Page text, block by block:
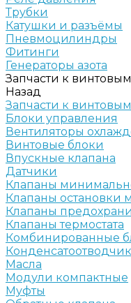
Трубки
Катушки и разъёмы
Пневмоцилиндры
Фитинги
Генераторы азота
Запчасти к винтовым
Назад
Запчасти к винтовым
Блоки управления
Вентиляторы
Винтовые блоки
Впускные клапана
Датчики
Клапаны
Клапаны остановки
Клапаны
Клапаны термостата
Комбинированные
Масла
Модули компактные
Муфты